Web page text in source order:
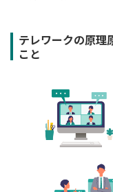
テレワークの原理
こと